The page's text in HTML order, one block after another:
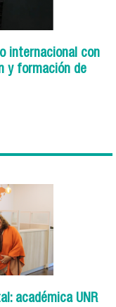
internacional con
y formación de
académica UNR